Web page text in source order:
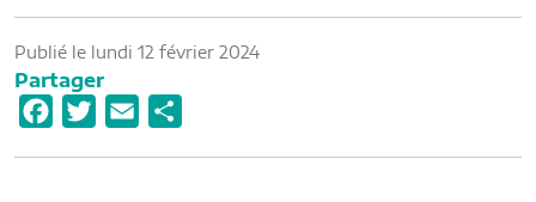
Publié le lundi 12 février 2024
Partager